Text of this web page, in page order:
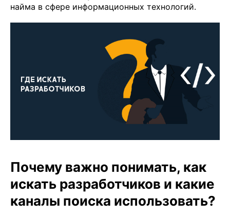
найма в сфере информационных технологий.
Почему важно понимать, как
искать разработчиков и какие
каналы поиска использовать?